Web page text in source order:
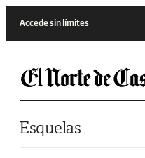
Accede sin límites
Esquelas